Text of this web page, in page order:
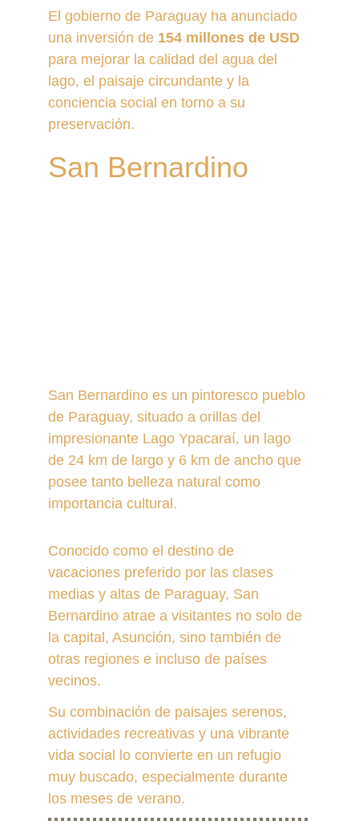
El gobierno de Paraguay ha anunciado
una inversión de 154 millones de USD
para mejorar la calidad del agua del
lago, el paisaje circundante y la
conciencia social en torno a su
preservación.
San Bernardino es un pintoresco pueblo
de Paraguay, situado a orillas del
impresionante Lago Ypacaraí, un lago
de 24 km de largo y 6 km de ancho que
posee tanto belleza natural como
importancia cultural.
Conocido como el destino de
vacaciones preferido por las clases
medias y altas de Paraguay, San
Bernardino atrae a visitantes no solo de
la capital, Asunción, sino también de
otras regiones e incluso de países
vecinos.
San Bernardino
Su combinación de paisajes serenos,
actividades recreativas y una vibrante
vida social lo convierte en un refugio
muy buscado, especialmente durante
los meses de verano.